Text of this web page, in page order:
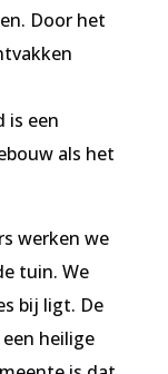
Door het
is een
als het
werken we
tuin. We
bij ligt. De
heilige